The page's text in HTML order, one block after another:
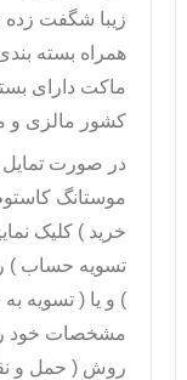
زیبا شگفت زده
ماکت دارای
کشور مالزی و
در صورت تمايل
موستانگ
خريد ) کليک
تسويه حساب )
) و يا ( تسويه
مشخصات خود را
روش ( حمل و